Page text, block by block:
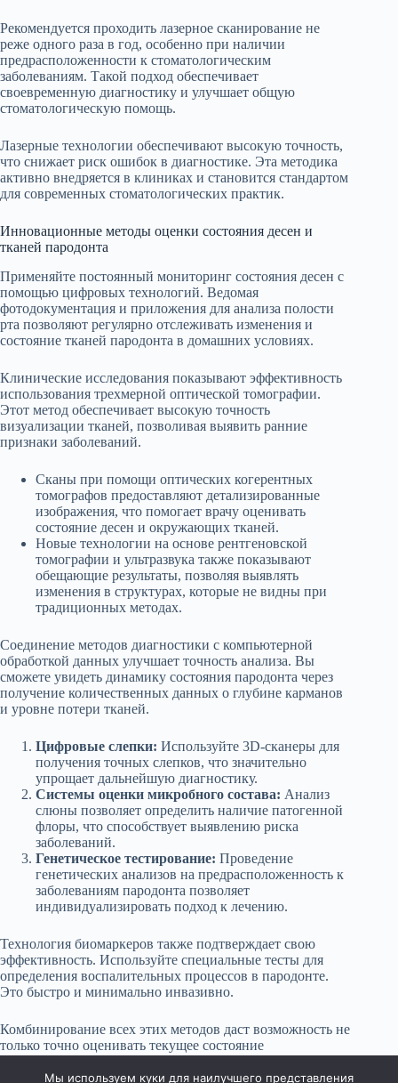
Рекомендуется проходить лазерное сканирование не
реже одного раза в год, особенно при наличии
предрасположенности к стоматологическим
заболеваниям. Такой подход обеспечивает
своевременную диагностику и улучшает общую
стоматологическую помощь.
Лазерные технологии обеспечивают высокую точность,
что снижает риск ошибок в диагностике. Эта методика
активно внедряется в клиниках и становится стандартом
для современных стоматологических практик.
Инновационные методы оценки состояния десен и
тканей пародонта
Применяйте постоянный мониторинг состояния десен с
помощью цифровых технологий. Ведомая
фотодокументация и приложения для анализа полости
рта позволяют регулярно отслеживать изменения и
состояние тканей пародонта в домашних условиях.
Клинические исследования показывают эффективность
использования трехмерной оптической томографии.
Этот метод обеспечивает высокую точность
визуализации тканей, позволивая выявить ранние
признаки заболеваний.
Сканы при помощи оптических когерентных
томографов предоставляют детализированные
изображения, что помогает врачу оценивать
состояние десен и окружающих тканей.
Новые технологии на основе рентгеновской
томографии и ультразвука также показывают
обещающие результаты, позволяя выявлять
изменения в структурах, которые не видны при
традиционных методах.
Соединение методов диагностики с компьютерной
обработкой данных улучшает точность анализа. Вы
сможете увидеть динамику состояния пародонта через
получение количественных данных о глубине карманов
и уровне потери тканей.
Цифровые слепки: Используйте 3D-сканеры для
получения точных слепков, что значительно
упрощает дальнейшую диагностику.
Системы оценки микробного состава: Анализ
слюны позволяет определить наличие патогенной
флоры, что способствует выявлению риска
заболеваний.
Генетическое тестирование: Проведение
генетических анализов на предрасположенность к
заболеваниям пародонта позволяет
индивидуализировать подход к лечению.
Технология биомаркеров также подтверждает свою
эффективность. Используйте специальные тесты для
определения воспалительных процессов в пародонте.
Это быстро и минимально инвазивно.
Комбинирование всех этих методов даст возможность не
только точно оценивать текущее состояние
осложнения, обеспечивая своевременную помощь.
Мы используем куки для наилучшего представления